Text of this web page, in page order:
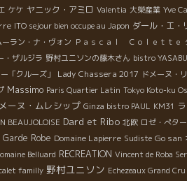
ケケ ヤニック・アミロ Valentia 大榮産業 Yve
ITO sejour bien occupe au Japon ダール・エ・
ーラン・ナ・ヴォン Ｐａｓｃａｌ Ｃｏｌｅｔｔｅ
・ザルジラ 野村ユニソンの藤木さん bistro
「クルーズ」 Lady Chassera 2017 ドメーヌ・
Massimo Paris Quartier Latin Tokyo Koto-ku
ーヌ・ムレシップ Ginza bistro PAUL KM31
BEAUJOLOISE Dard et Ribo 北欧 ロゼ・ぺタ
Garde Robe Domaine Lapierre Sudiste Go san
Belluard RECREATION Vincent de Roba
familly 野村ユニソン Echezeaux Grand Cru